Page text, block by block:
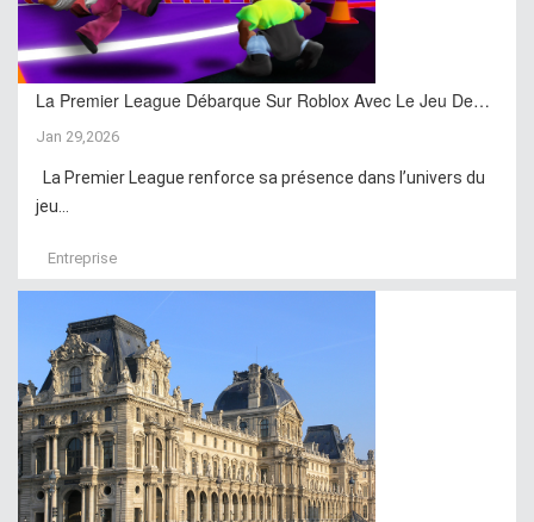
La Premier League Débarque Sur Roblox Avec Le Jeu De…
Jan 29,2026
La Premier League renforce sa présence dans l’univers du
jeu...
Entreprise